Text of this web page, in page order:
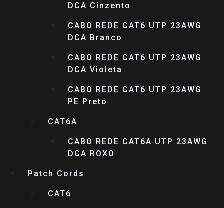
DCA Cinzento
CABO REDE CAT6 UTP 23AWG
DCA Branco
CABO REDE CAT6 UTP 23AWG
DCA Violeta
CABO REDE CAT6 UTP 23AWG
PE Preto
CAT6A
CABO REDE CAT6A UTP 23AWG
DCA ROXO
Patch Cords
CAT6